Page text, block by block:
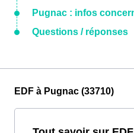
Pugnac : infos
Questions / réponses
EDF à Pugnac (33710)